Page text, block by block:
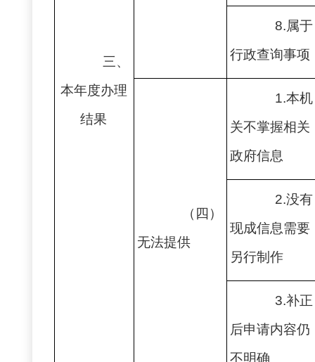
三、
本年度办理
结果
8.属于
行政查询事项
（四）
无法提供
1.本机
关不掌握相关
政府信息
2.没有
现成信息需要
另行制作
3.补正
后申请内容仍
不明确